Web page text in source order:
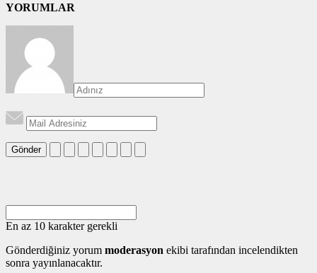
YORUMLAR
Gönder
En az 10 karakter gerekli
Gönderdiğiniz yorum moderasyon ekibi tarafından incelendikten
sonra yayınlanacaktır.